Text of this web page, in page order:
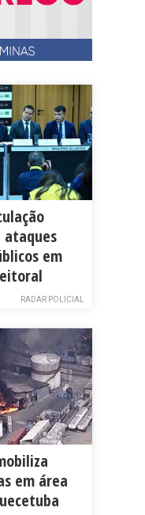
ataques
em
RADAR POLICIAL
em área